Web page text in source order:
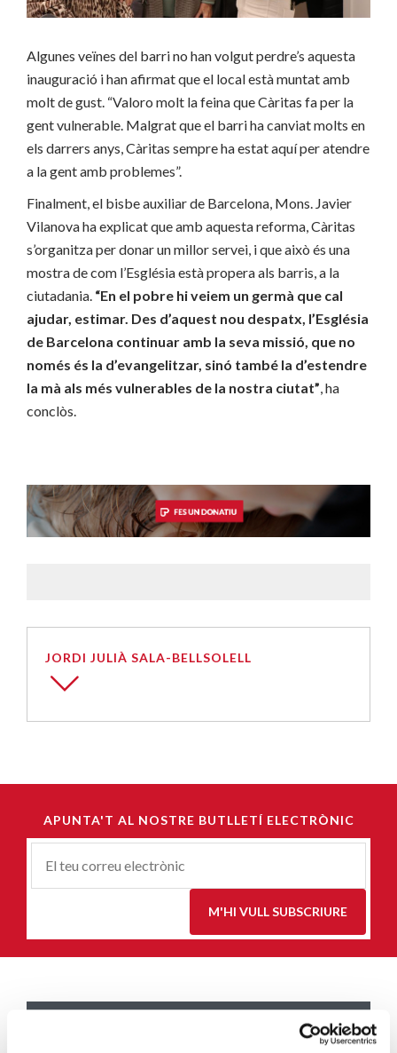
Algunes veïnes del barri no han volgut perdre’s aquesta
inauguració i han afirmat que el local està muntat amb
molt de gust. “Valoro molt la feina que Càritas fa per la
gent vulnerable. Malgrat que el barri ha canviat molts en
els darrers anys, Càritas sempre ha estat aquí per atendre
a la gent amb problemes”.
Finalment, el bisbe auxiliar de Barcelona, Mons. Javier
Vilanova ha explicat que amb aquesta reforma, Càritas
s’organitza per donar un millor servei, i que això és una
mostra de com l’Església està propera als barris, a la
ciutadania. “En el pobre hi veiem un germà que cal
ajudar, estimar. Des d’aquest nou despatx, l’Església
de Barcelona continuar amb la seva missió, que no
només és la d’evangelitzar, sinó també la d’estendre
la mà als més vulnerables de la nostra ciutat”, ha
conclòs.
JORDI JULIÀ SALA-BELLSOLELL
APUNTA'T AL NOSTRE BUTLLETÍ ELECTRÒNIC
Correu-
M'HI VULL SUBSCRIURE